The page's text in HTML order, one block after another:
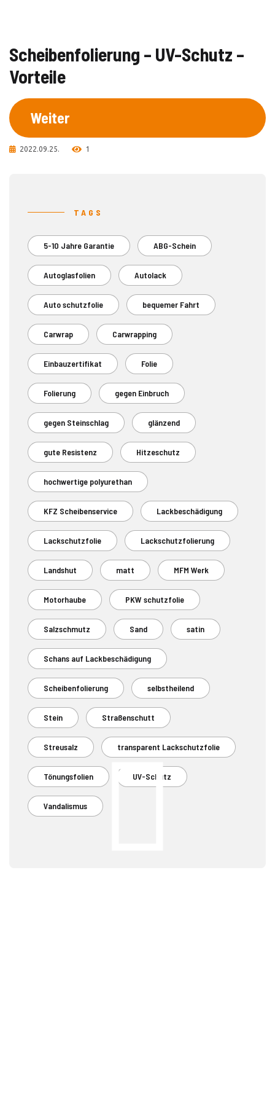
Scheibenfolierung – UV-Schutz –
Vorteile
Weiter
2022.09.25. 1
TAGS
5-10 Jahre Garantie ABG-Schein
Autoglasfolien Autolack
Auto schutzfolie bequemer Fahrt
Carwrap Carwrapping
Einbauzertifikat Folie
Folierung gegen Einbruch
gegen Steinschlag glänzend
gute Resistenz Hitzeschutz
hochwertige polyurethan
KFZ Scheibenservice Lackbeschädigung
Lackschutzfolie Lackschutzfolierung
Landshut matt MFM Werk
Motorhaube PKW schutzfolie
Salzschmutz Sand satin
Schans auf Lackbeschädigung
Scheibenfolierung selbstheilend
Stein Straßenschutt
Streusalz transparent Lackschutzfolie
Tönungsfolien UV-Schutz
Vandalismus